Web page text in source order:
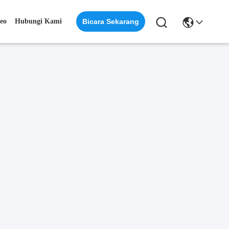
Hubungi Kami Bicara Sekarang